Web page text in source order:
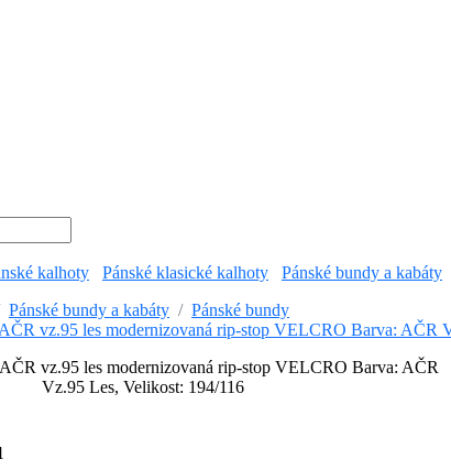
kalhoty Pánské klasické kalhoty Pánské bundy a kabáty
Pánské bundy a kabáty
Pánské bundy
vz.95 les modernizovaná rip-stop VELCRO Barva: AČR